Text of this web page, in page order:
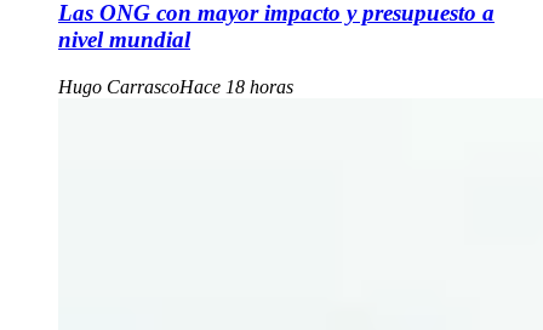
Las ONG con mayor impacto y presupuesto a
nivel mundial
Hugo CarrascoHace 18 horas